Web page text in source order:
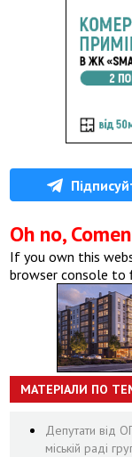
Oh no,
If you own this
browser console to
МАТЕРІАЛИ ПО
Депутати від
міській раді